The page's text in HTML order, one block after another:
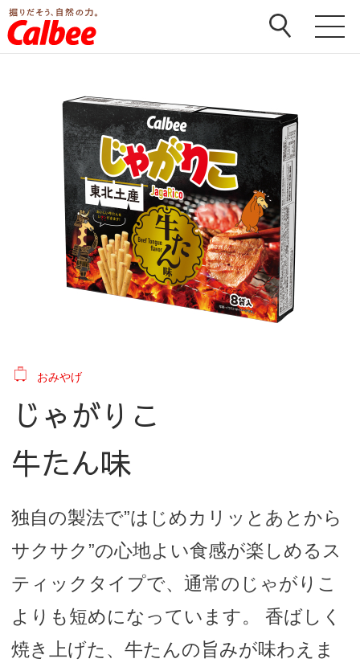
ホーム > 商品 じゃがりこ 牛たん味
おみやげ
じゃがりこ
牛たん味
独自の製法で”はじめカリッとあとから
サクサク”の心地よい食感が楽しめるス
ティックタイプで、通常のじゃがりこ
よりも短めになっています。 香ばしく
焼き上げた、牛たんの旨みが味わえま